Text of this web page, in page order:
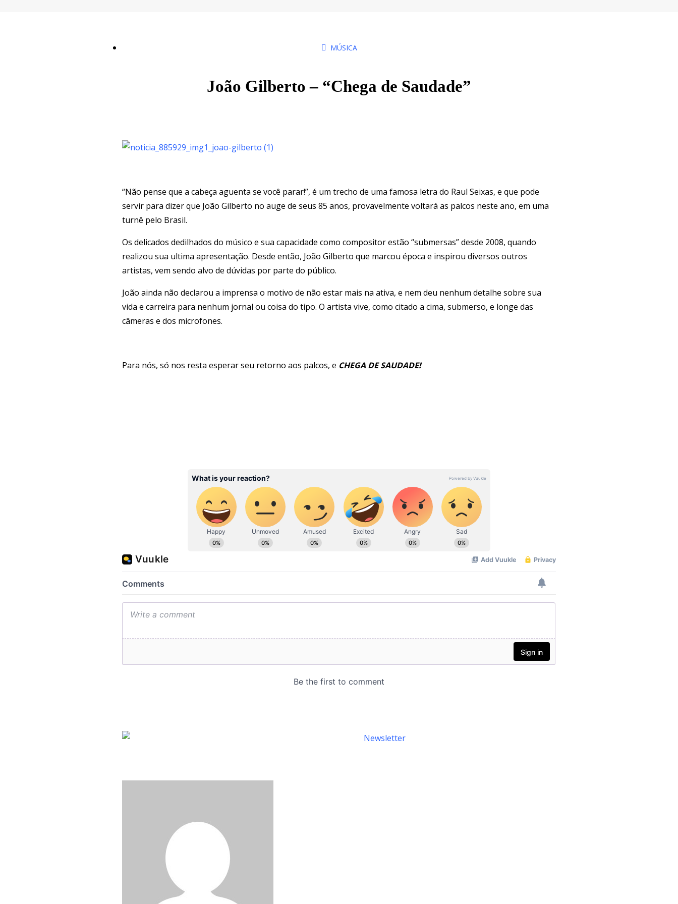
MÚSICA
João Gilberto – “Chega de Saudade”
“Não pense que a cabeça aguenta se você parar!”, é um trecho de uma famosa letra do Raul Seixas, e que pode
servir para dizer que João Gilberto no auge de seus 85 anos, provavelmente voltará as palcos neste ano, em uma
turnê pelo Brasil.
Os delicados dedilhados do músico e sua capacidade como compositor estão “submersas” desde 2008, quando
realizou sua ultima apresentação. Desde então, João Gilberto que marcou época e inspirou diversos outros
artistas, vem sendo alvo de dúvidas por parte do público.
João ainda não declarou a imprensa o motivo de não estar mais na ativa, e nem deu nenhum detalhe sobre sua
vida e carreira para nenhum jornal ou coisa do tipo. O artista vive, como citado a cima, submerso, e longe das
câmeras e dos microfones.
Para nós, só nos resta esperar seu retorno aos palcos, e CHEGA DE SAUDADE!